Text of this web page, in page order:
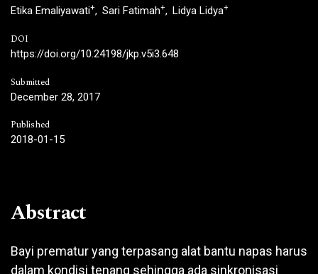
Etika Emaliyawati+ Sari Fatimah+ Lidya Lidya+
DOI
https://doi.org/10.24198/jkp.v5i3.648
Submitted
December 28, 2017
Published
2018-01-15
Abstract
Bayi prematur yang terpasang alat bantu napas harus
dalam kondisi tenang sehingga ada sinkronisasi